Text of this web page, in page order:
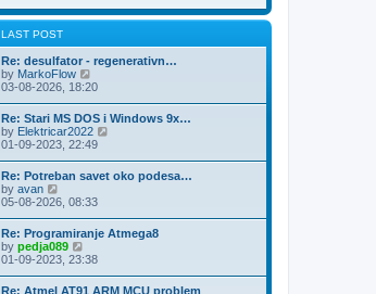
l
a
t
e
s
t
p
o
s
t
w
e
l
e
s
t
o
s
LAST POST
Re: desulfator - regenerativn…
by MarkoFlow
i
w
t
h
e
l
a
e
s
t
p
o
s
t
03-08-2026, 18:20
Re: Stari MS DOS i Windows 9x…
by Elektricar2022
t
l
a
s
t
01-09-2023, 22:49
Re: Potreban savet oko podesa…
by avan
i
t
h
e
l
05-08-2026, 08:33
Re: Programiranje Atmega8
by pedja089
i
w
01-09-2023, 23:38
Re: Atmel AT91 ARM MCU problem